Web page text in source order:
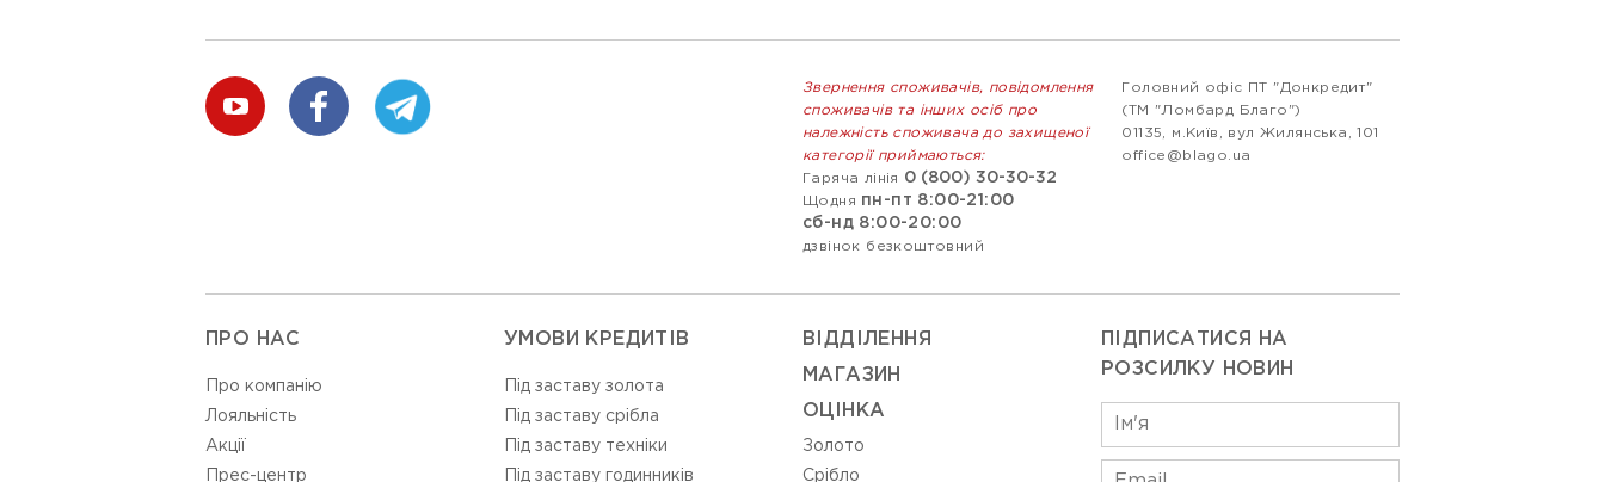
Звернення споживачів, повідомлення
споживачів та інших осіб про
належність споживача до захищеної
категорії приймаються:
Гаряча лінія
0 (800) 30-30-32
Щодня пн-пт 8:00-21:00
сб-нд 8:00-20:00
дзвінок безкоштовний
Головний офіс ПТ "Донкредит"
(ТМ "Ломбард Благо")
01135, м.Київ, вул Жилянська, 101
office@blago.ua
ПРО НАС
Про компанію
Лояльність
Акції
Прес-центр
УМОВИ КРЕДИТІВ
Під заставу золота
Під заставу срібла
Під заставу техніки
Під заставу годинників
ВIДДIЛЕННЯ
МАГАЗИН
ОЦIНКА
Золото
Срiбло
ПІДПИСАТИСЯ НА
РОЗСИЛКУ НОВИН